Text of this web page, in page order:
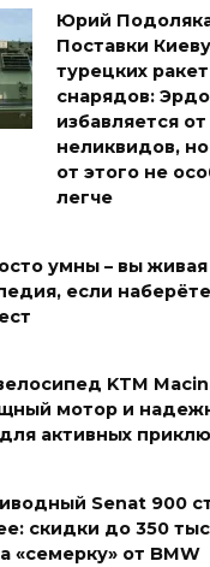
Юрий
Поставки Киеву
турецких
снарядов:
избавляется от
неликвидов,
от этого не
легче
умны – вы живая
если
KTM
мотор и
активных
Senat 900
скидки до 350
«семерку» от BMW